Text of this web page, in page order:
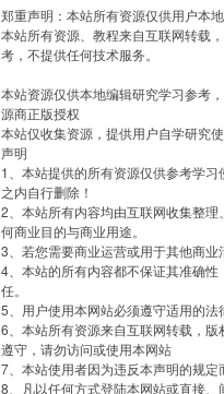
郑重声明：本站所有资源仅供用户本
本站所有资源、教程来自互联网转载
考，不提供任何技术服务。
本站资源仅供本地编辑研究学习参考
源商正版授权
本站仅收集资源，提供用户自学研究
声明
1、本站提供的所有资源仅供参考学
之内自行删除！
2、本站所有内容均由互联网收集整
何商业目的与商业用途。
3、若您需要商业运营或用于其他商业
4、本站的所有内容都不保证其准确
任。
5、用户使用本网站必须遵守适用的
6、本站所有资源来自互联网转载，
遵守，请勿访问或使用本网站
7、本站使用者因为违反本声明的规定
8、凡以任何方式登陆本网站或直接、